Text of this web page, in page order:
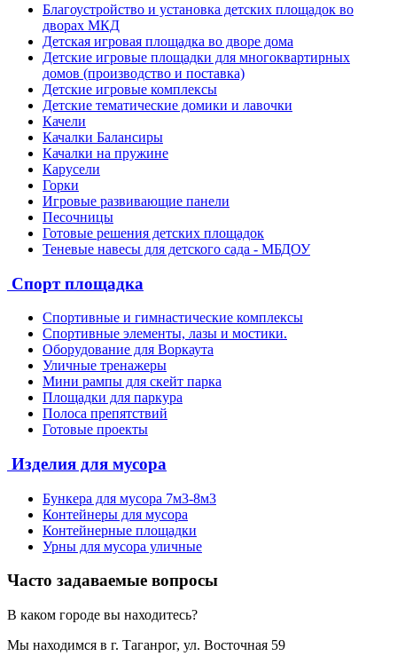
Благоустройство и установка детских площадок во
дворах МКД
Детская игровая площадка во дворе дома
Детские игровые площадки для многоквартирных
домов (производство и поставка)
Детские игровые комплексы
Детские тематические домики и лавочки
Качели
Качалки Балансиры
Качалки на пружине
Карусели
Горки
Игровые развивающие панели
Песочницы
Готовые решения детских площадок
Теневые навесы для детского сада - МБДОУ
Спорт площадка
Спортивные и гимнастические комплексы
Спортивные элементы, лазы и мостики.
Оборудование для Воркаута
Уличные тренажеры
Мини рампы для скейт парка
Площадки для паркура
Полоса препятствий
Готовые проекты
Изделия для мусора
Бункера для мусора 7м3-8м3
Контейнеры для мусора
Контейнерные площадки
Урны для мусора уличные
Часто задаваемые вопросы
В каком городе вы находитесь?
Мы находимся в г. Таганрог, ул. Восточная 59